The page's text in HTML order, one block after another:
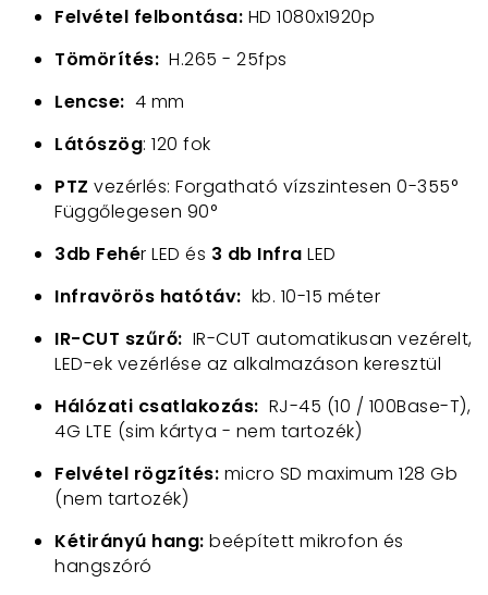
Felvétel felbontása: HD 1080x1920p
Tömörítés: H.265 - 25fps
Lencse: 4 mm
Látószög: 120 fok
PTZ vezérlés: Forgatható vízszintesen 0-355°
Függőlegesen 90°
3db Fehér LED és 3 db Infra LED
Infravörös hatótáv: kb. 10-15 méter
IR-CUT szűrő: IR-CUT automatikusan vezérelt,
LED-ek vezérlése az alkalmazáson keresztül
Hálózati csatlakozás: RJ-45 (10 / 100Base-T),
4G LTE (sim kártya - nem tartozék)
Felvétel rögzítés: micro SD maximum 128 Gb
(nem tartozék)
Kétirányú hang: beépített mikrofon és
hangszóró